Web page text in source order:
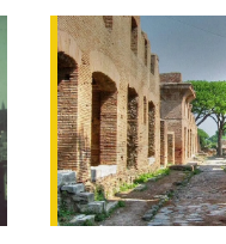
Marie Curie dat
het jubileum van
Nederlandse
vieren. Het
sinds 1841 de
Maatschappij der
Wetenschappen,
Koninklijk